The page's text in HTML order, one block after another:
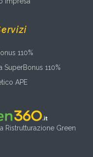
110%
SuperBonus 110%
APE
Ristrutturazione Green